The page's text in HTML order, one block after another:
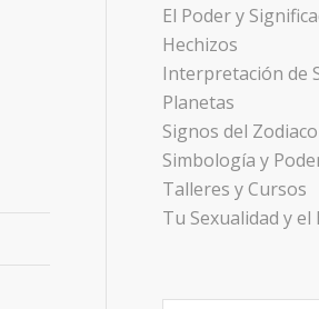
El Poder y
Hechizos
Interpretación de
Planetas
Signos del Zodiaco
Simbología y
Talleres y Cursos
Tu Sexualidad y